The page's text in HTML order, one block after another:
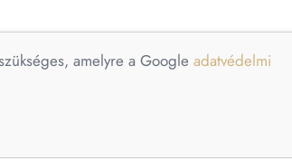
amelyre a Google adatvédelmi